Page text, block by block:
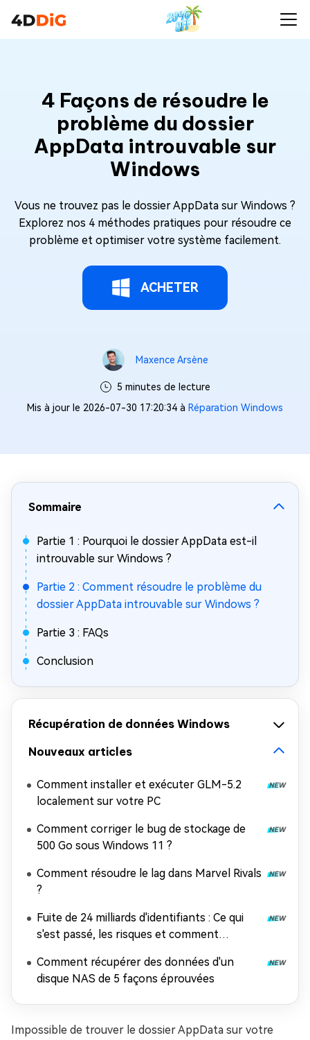
4 Façons de résoudre le
problème du dossier
AppData introuvable sur
Windows
Vous ne trouvez pas le dossier AppData sur Windows ?
Explorez nos 4 méthodes pratiques pour résoudre ce
problème et optimiser votre système facilement.
ACHETER
Maxence Arsène
5 minutes de lecture
Mis à jour le 2026-07-30 17:20:34 à Réparation Windows
Sommaire
Partie 1 : Pourquoi le dossier AppData est-il
introuvable sur Windows ?
Partie 2 : Comment résoudre le problème du
dossier AppData introuvable sur Windows ?
Partie 3 : FAQs
Conclusion
Récupération de données Windows
Nouveaux articles
Comment installer et exécuter GLM-5.2
localement sur votre PC
Comment corriger le bug de stockage de
500 Go sous Windows 11 ?
Comment résoudre le lag dans Marvel Rivals
?
Fuite de 24 milliards d'identifiants : Ce qui
s'est passé, les risques et comment
Comment récupérer des données d'un
disque NAS de 5 façons éprouvées
Impossible de trouver le dossier AppData sur votre